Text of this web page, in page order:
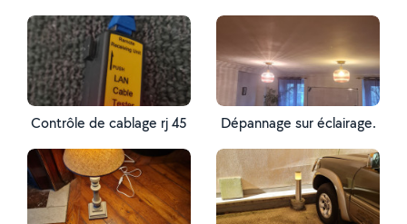
Contrôle de cablage rj 45 Dépannage sur éclairage.